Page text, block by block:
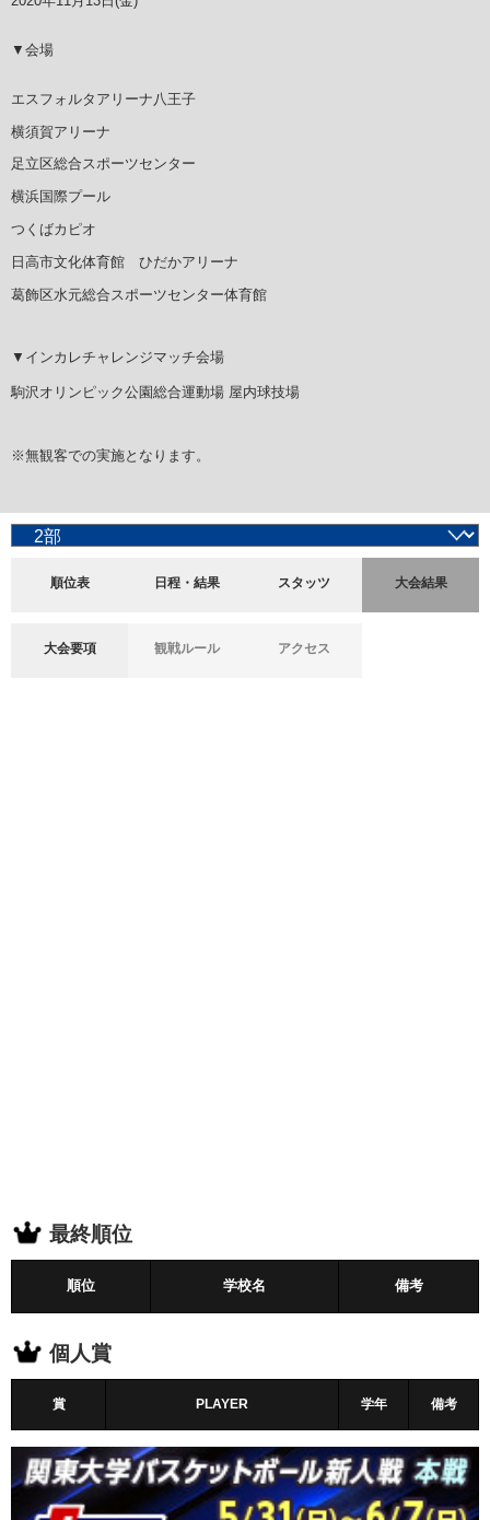
▼会場
エスフォルタアリーナ八王子
横須賀アリーナ
足立区総合スポーツセンター
横浜国際プール
つくばカピオ
日高市文化体育館 ひだかアリーナ
葛飾区水元総合スポーツセンター体育館
▼インカレチャレンジマッチ会場
駒沢オリンピック公園総合運動場 屋内球技場
※無観客での実施となります。
順位表 日程・結果 スタッツ 大会結果
大会要項 観戦ルール アクセス
最終順位
順位 学校名 備考
個人賞
賞 PLAYER 学年 備考